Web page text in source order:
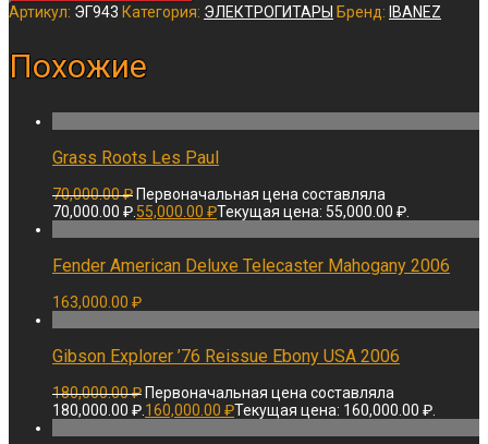
Артикул: ЭГ943 Категория: ЭЛЕКТРОГИТАРЫ Бренд: IBANEZ
Похожие
Grass Roots Les Paul
70,000.00₽ Первоначальная цена составляла
70,000.00 ₽.55,000.00 ₽Текущая цена: 55,000.00 ₽.
Fender American Deluxe Telecaster Mahogany 2006
163,000.00 ₽
Gibson Explorer ’76 Reissue Ebony USA 2006
180,000.00₽ Первоначальная цена составляла
180,000.00 ₽.160,000.00 ₽Текущая цена: 160,000.00 ₽.